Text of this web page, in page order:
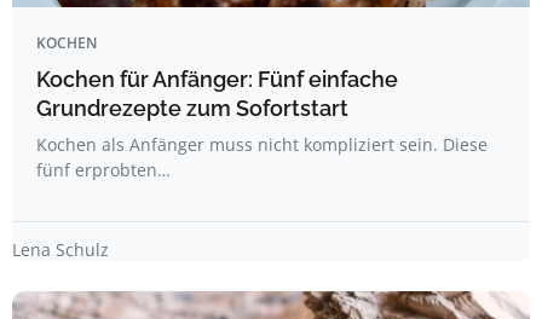
KOCHEN
Kochen für Anfänger: Fünf einfache
Grundrezepte zum Sofortstart
Kochen als Anfänger muss nicht kompliziert sein. Diese
fünf erprobten…
Lena Schulz